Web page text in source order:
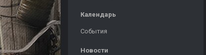
Календарь
События
Новости